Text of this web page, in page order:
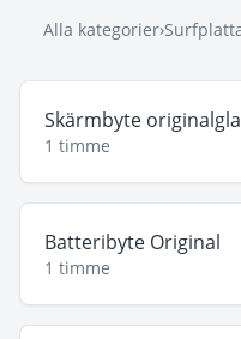
Alla kategorier›
Skärmbyte
1 timme
Batteribyte Original
1 timme